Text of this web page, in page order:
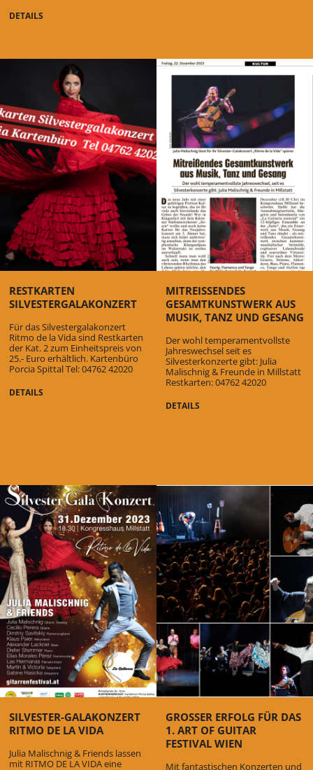
DETAILS
RESTKARTEN
SILVESTERGALAKONZERT
Für das Silvestergalakonzert
Ritmo de la Vida sind Restkarten
der Kat. 2 zum Einheitspreis von
25.- Euro erhältlich. Kartenbüro
Porcia Spittal Tel: 04762 42020
DETAILS
MITREISSENDES G
ESAMTKUNSTWERK AUS M
USIK, TANZ UND GESANG
Der wohl temperamentvollste
Jahreswechsel seit es
Silvesterkonzerte gibt: Julia
Malischnig & Freunde in Millstatt
Restkarten: 04762 42020
DETAILS
SILVESTER-GALAKONZERT
RITMO DE LA VIDA
Julia Malischnig & Friends lassen
mit RITMO DE LA VIDA eine
GROSSER ERFOLG FÜR DAS 1
. ART OF GUITAR F
ESTIVAL WIEN
Mit fantastischen Konzerten und